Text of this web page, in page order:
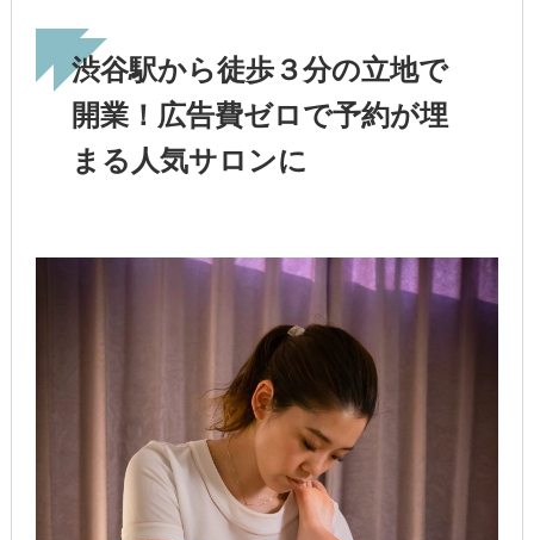
渋谷駅から徒歩３分の立地で
開業！広告費ゼロで予約が埋
まる人気サロンに